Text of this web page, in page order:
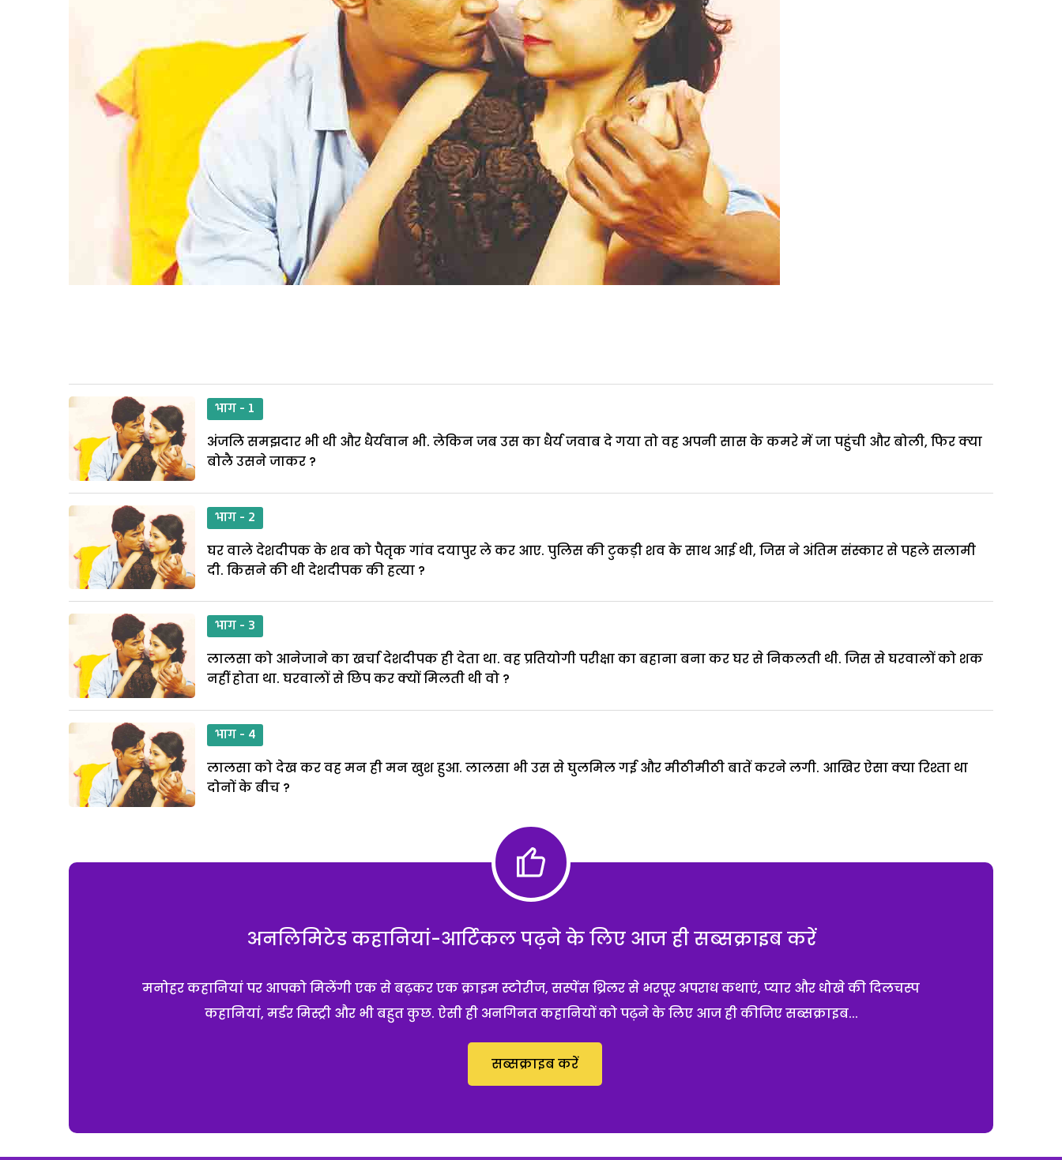
भाग - 1
अंजलि समझदार भी थी और धैर्यवान भी. लेकिन जब उस का धैर्य जवाब दे गया तो वह अपनी सास के कमरे में जा पहुंची और बोली, फिर क्या
बोलै उसने जाकर ?
भाग - 2
घर वाले देशदीपक के शव को पैतृक गांव दयापुर ले कर आए. पुलिस की टुकड़ी शव के साथ आई थी, जिस ने अंतिम संस्कार से पहले सलामी
दी. किसने की थी देशदीपक की हत्या ?
भाग - 3
लालसा को आनेजाने का खर्चा देशदीपक ही देता था. वह प्रतियोगी परीक्षा का बहाना बना कर घर से निकलती थी. जिस से घरवालों को शक
नहीं होता था. घरवालों से छिप कर क्यों मिलती थी वो ?
भाग - 4
लालसा को देख कर वह मन ही मन खुश हुआ. लालसा भी उस से घुलमिल गई और मीठीमीठी बातें करने लगी. आखिर ऐसा क्या रिश्ता था
दोनों के बीच ?
अनलिमिटेड कहानियां-आर्टिकल पढ़ने के लिए आज ही सब्सक्राइब करें
मनोहर कहानियां पर आपको मिलेंगी एक से बढ़कर एक क्राइम स्टोरीज, सस्पेंस थ्रिलर से भरपूर अपराध कथाएं, प्यार और धोखे की दिलचस्प
कहानियां, मर्डर मिस्ट्री और भी बहुत कुछ. ऐसी ही अनगिनत कहानियों को पढ़ने के लिए आज ही कीजिए सब्सक्राइब...
सब्सक्राइब करें